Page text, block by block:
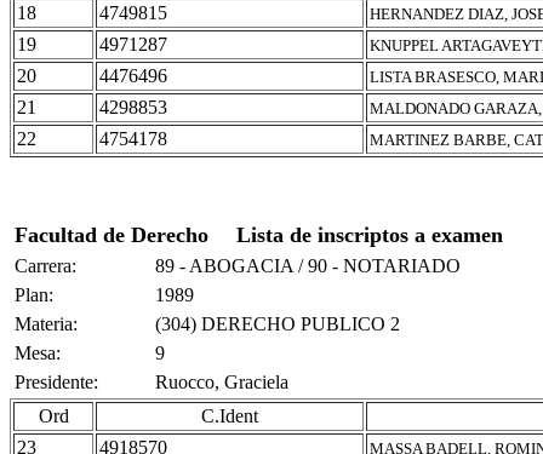
18 4749815 HERNANDEZ DIAZ,
19 4971287 KNUPPEL
20 4476496 LISTA BRASESCO,
21 4298853 MALDONADO
22 4754178 MARTINEZ BARBE,
Facultad de Derecho Lista de inscriptos a examen
Carrera:
89 - ABOGACIA / 90 - NOTARIADO
Plan:
1989
Materia:
(304) DERECHO PUBLICO 2
Mesa:
9
Presidente:
Ruocco, Graciela
Ord
C.Ident
23
4918570 MASSA BADELL,